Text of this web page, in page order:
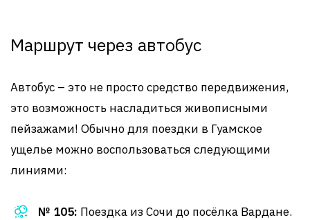
Маршрут через автобус
Автобус – это не просто средство передвижения,
это возможность насладиться живописными
пейзажами! Обычно для поездки в Гуамское
ущелье можно воспользоваться следующими
линиями:
№ 105: Поездка из Сочи до посёлка Вардане.